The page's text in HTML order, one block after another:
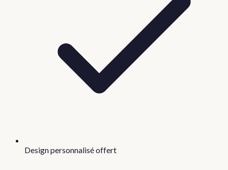
Design personnalisé offert